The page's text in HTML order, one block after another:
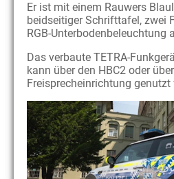
Er ist mit einem Rauwers
beidseitiger Schrifttafel, zwei
RGB-Unterbodenbeleuchtung
Das verbaute TETRA-
kann über den HBC2 oder
Freisprecheinrichtung genutzt